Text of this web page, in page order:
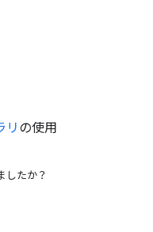
リ の使用
したか？